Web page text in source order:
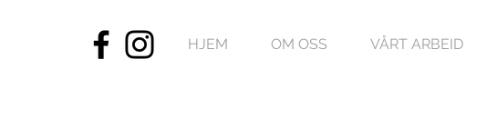
HJEM OM OSS VÅRT ARBEID